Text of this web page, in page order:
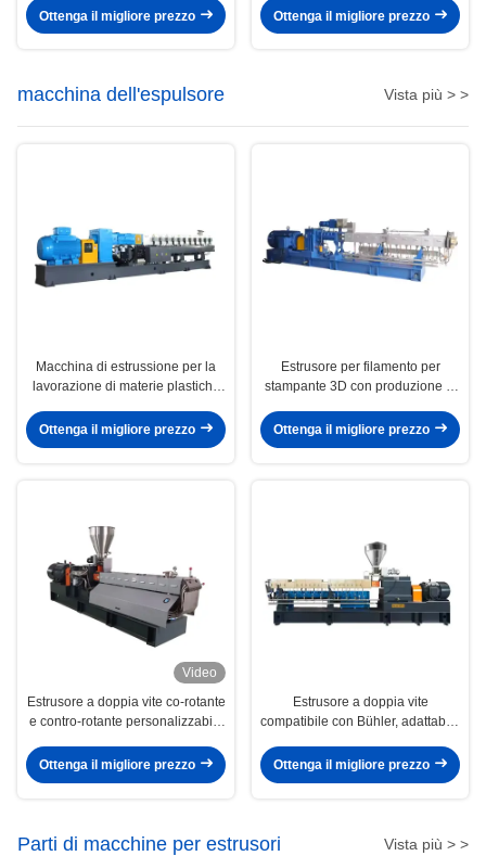
a cilindro
Ottenga il migliore prezzo
per l'industria della plastica
Ottenga il migliore prezzo
macchina dell'espulsore Vista più > >
Macchina di estrussione per la
lavorazione di materie plastiche
Siemens e inverter ABB
Ottenga il migliore prezzo
Estrusore per filamento per
stampante 3D con produzione di
coppia per la produzione su larga
Ottenga il migliore prezzo
Video
Estrusore a doppia vite co-rotante
e contro-rotante personalizzabile
alimentari e mediche
Ottenga il migliore prezzo
Estrusore a doppia vite
compatibile con Bühler, adattabile
condizioni di processo
Ottenga il migliore prezzo
Parti di macchine per estrusori Vista più > >